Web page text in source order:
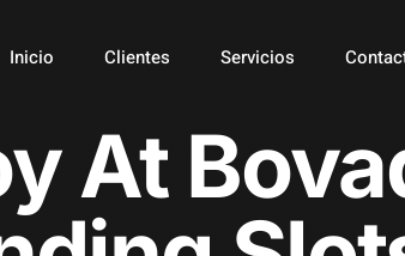
Inicio Clientes Servicios
At